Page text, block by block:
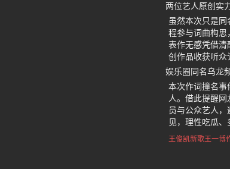
两位艺人原创实
虽然本次只是
程参与词曲构思
表作无感凭借清
创作品收获听众
娱乐圈同名乌龙
本次作词撞名事
人。借此提醒
员与公众艺人
见，理性吃瓜、
王俊凯新歌王一博